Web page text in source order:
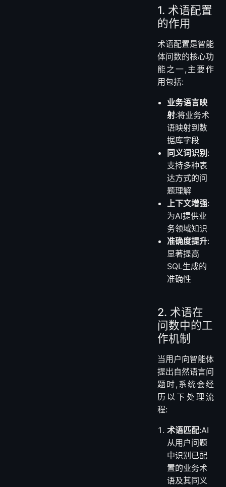
1. 术语配置
的作用
术语配置是智能
体问数的核心功
能之一,主要作
用包括:
业务语言映
射:将业务术
语映射到数
据库字段
同义词识别 :
支持多种表
达方式的问
题理解
上下文增强:
为AI提供业
务领域知识
准确度提升:
显著提高
SQL生成的
准确性
2. 术语在
问数中的工
作机制
当用户向智能体
提出自然语言问
题时,系统会经
历以下处理流
程:
术语匹配:AI
从用户问题
中识别已配
置的业务术
语及其同义